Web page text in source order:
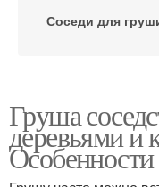
Соседи для
Хорошие соседи
Груша
деревьями и